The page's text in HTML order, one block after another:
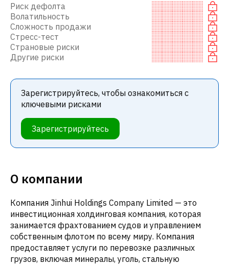
Риск дефолта
Волатильность
Сложность продажи
Стресс-тест
Страновые риски
Другие риски
Зарегистрируйтесь, чтобы ознакомиться с
ключевыми рисками
Зарегистрируйтесь
О компании
Компания Jinhui Holdings Company Limited — это
инвестиционная холдинговая компания, которая
занимается фрахтованием судов и управлением
собственным флотом по всему миру. Компания
предоставляет услуги по перевозке различных
грузов, включая минералы, уголь, стальную